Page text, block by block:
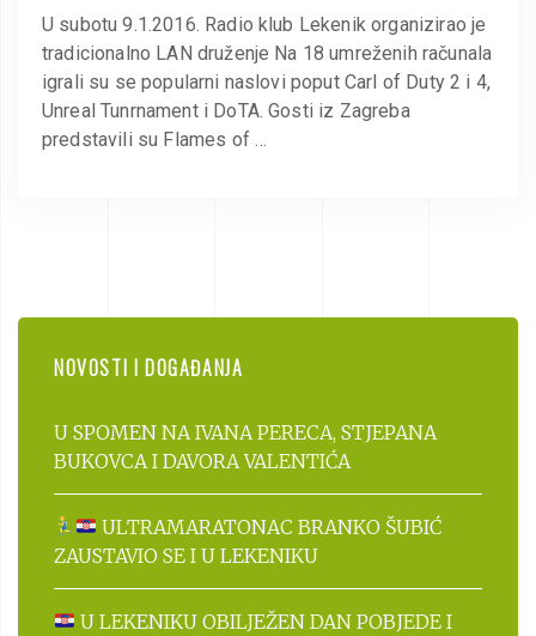
U subotu 9.1.2016. Radio klub Lekenik organizirao je
tradicionalno LAN druženje Na 18 umreženih računala
igrali su se popularni naslovi poput Carl of Duty 2 i 4,
Unreal Tunrnament i DoTA. Gosti iz Zagreba
predstavili su Flames of …
NOVOSTI I DOGAĐANJA
U SPOMEN NA IVANA PERECA, STJEPANA
BUKOVCA I DAVORA VALENTIĆA
ULTRAMARATONAC BRANKO ŠUBIĆ
ZAUSTAVIO SE I U LEKENIKU
U LEKENIKU OBILJEŽEN DAN POBJEDE I